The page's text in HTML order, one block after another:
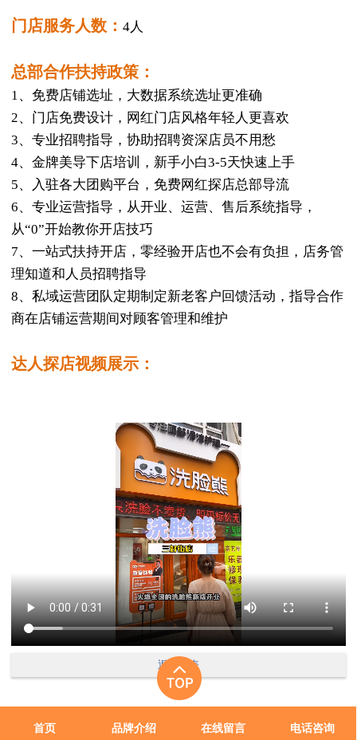
门店服务人数： 4人
总部合作扶持政策：
1、免费店铺选址，大数据系统选址更准确
2、门店免费设计，网红门店风格年轻人更喜欢
3、专业招聘指导，协助招聘资深店员不用愁
4、金牌美导下店培训，新手小白3-5天快速上手
5、入驻各大团购平台，免费网红探店总部导流
6、专业运营指导，从开业、运营、售后系统指导，
从“0”开始教你开店技巧
7、一站式扶持开店，零经验开店也不会有负担，店务管
理知道和人员招聘指导
8、私域运营团队定期制定新老客户回馈活动，指导合作
商在店铺运营期间对顾客管理和维护
达人探店视频展示：
返回列表
首页 品牌介绍 在线留言 电话咨询